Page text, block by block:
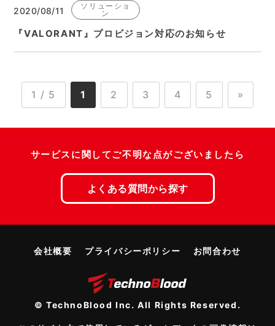
2020/08/11
ソリューショ
ン
『VALORANT』プロビジョン対応のお知らせ
1 / 5 1 2 3 4 5 »
サービスに関してご不明な点がございましたら
よくある質問から探す
会社概要 プライバシーポリシー お問合わせ
© TechnoBlood Inc. All Rights Reserved.